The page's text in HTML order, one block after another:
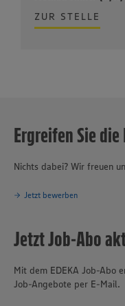
ZUR STELLE
Ergreifen Sie
Nichts dabei? Wir freuen
Jetzt bewerben
Jetzt Job-Abo
Mit dem EDEKA Job-Abo
Job-Angebote per E-Mail.